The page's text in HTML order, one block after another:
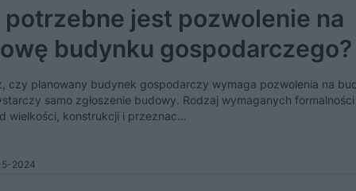
potrzebne jest pozwolenie na
budynku gospodarczego?
czy planowany budynek gospodarczy wymaga pozwolenia na
samo zgłoszenie budowy. Rodzaj wymaganych
wielkości, konstrukcji i przeznac…
5-2024